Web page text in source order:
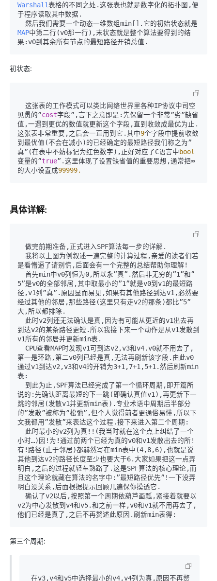
Warshall表格的不同之处.这张表也就是数字化的拓扑图,便
于程序读取其中数据.
  然后我们需要一个动态一维数组min[].它的初始状态就是
MAP中第二行(v0那一行),末状态就是整个算法要得到的结
果:v0到其余所有节点的最短路径开销总值.
初状态:
见贯的”cost字段”,言下之意即是:先保留一个非常”劣”缺省
值,一遇到更优的数值就更新这个字段,直到收敛成最优为止.
这张表非常重要,之后会一直用到它.其中9个字段中提前收敛
到最优值(不会在减小)的已经确定的最短路径我们称之为”
真”(在表中不妨标记为红色数字),正好对应了C语言中bool
变量的”true”.这里体现了设置缺省值的重要思想,通常把∞
的大小设置成99999.
具体详解:
是看懵逼了请别慌,后面会有一个完整的总结帮助你理解!
5”是v0的全部邻居,其中取最小的”1”就是v0到v1的最短路
径,v1列”真”.原因显而易见,如果有其他路径到达v1,必然要
经过其他的邻居,那些路径(这里只有走v2的那条)都比”5”
大,所以都排除.
到达v2的某条路径更短.所以我接下来一个动作是从v1发散到
v1所有的邻居并更新min表.
第一是环路,第二v0列已经是真,无法再刷新该字段.由此v0
通过v1到达v2,v3和v4的开销为3+1,7+1,5+1.然后刷新min
表:
说的:先确认距离最短的下一跳(即确认真值v1),再更新下一
跳的邻居(发散v1并更新min表).专业术语中周期后半部分
的”发散”被称为”松弛”,但个人觉得前者更通俗易懂,所以下
文我都用”发散”来表达这个过程.接下来进入第二个周期:
小时…)因!为!通过前两个已经为真的v0和v1发散出去的所!
有!路径(止于邻居)都赫然写在min表中(4,8,6),也就是说
其他到达v2的路径长度至少也要大于6.大家如果把这一点弄
明白,之后的过程就轻车熟路了.这是SPF算法的核心理论,而
且这个理论就藏在算法的名字中:”最短路径优先”!一下没弄
明白没关系,后面根据提示回顾几遍保你摸透它.
v2为中心发散到v4和v5.和之前一样,v0和v1就不用再去了,
他们已经是真了,之后不再赘述此原因.刷新min表得:
第三个周期: